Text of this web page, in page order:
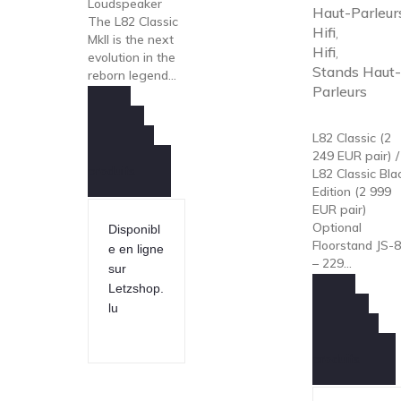
Loudspeaker
The L82 Classic
MkII is the next
evolution in the
reborn legend...
Disponibl
e en ligne
sur
Letzshop.
lu
Haut-
Hifi
Hifi
Stands Haut-
Parleurs
L82 Classic (2
249 EUR pair) /
L82 Classic
Edition (2 999
EUR pair)
Optional
Floorstand JS-
– 229...